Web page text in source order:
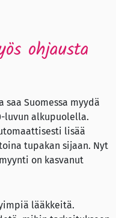
ohjausta
Suomessa myydä
luvun alkupuolella.
lisää
tupakan sijaan. Nyt
on kasvanut
lääkkeitä.